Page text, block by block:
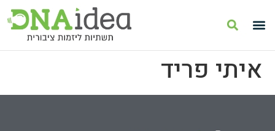
איתי פריד